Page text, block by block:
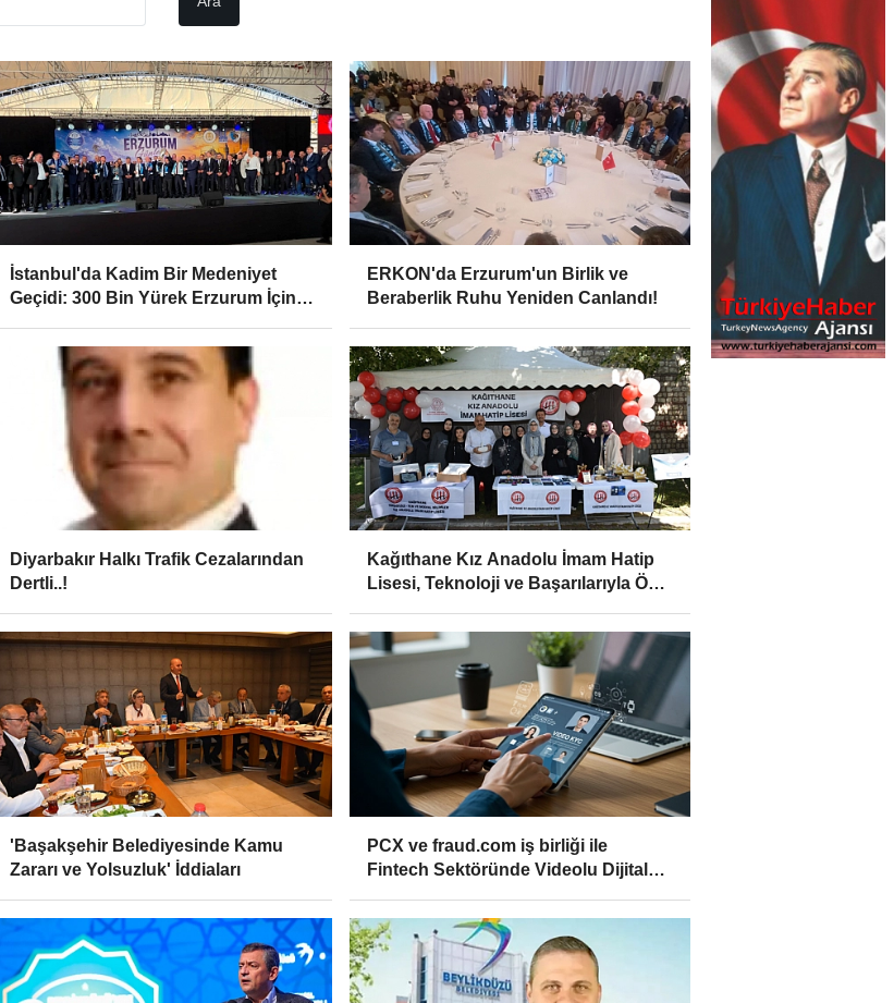
İstanbul'da Kadim Bir Medeniyet
Geçidi: 300 Bin Yürek Erzurum İçin
ERKON'da Erzurum'un Birlik ve
Beraberlik Ruhu Yeniden Canlandı!
Diyarbakır Halkı Trafik Cezalarından
Dertli..!
Kağıthane Kız Anadolu İmam Hatip
Lisesi, Teknoloji ve Başarılarıyla Öne
'Başakşehir Belediyesinde Kamu
Zararı ve Yolsuzluk' İddiaları
PCX ve fraud.com iş birliği ile
Fintech Sektöründe Videolu Dijital